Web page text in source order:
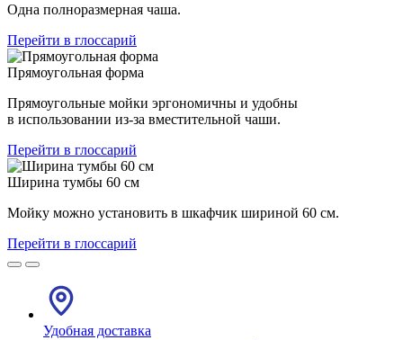
Одна полноразмерная чаша.
Перейти в глоссарий
Прямоугольная форма
Прямоугольные мойки эргономичны и удобны
в использовании из-за вместительной чаши.
Перейти в глоссарий
Ширина тумбы 60 см
Мойку можно установить в шкафчик шириной 60 см.
Перейти в глоссарий
Удобная доставка